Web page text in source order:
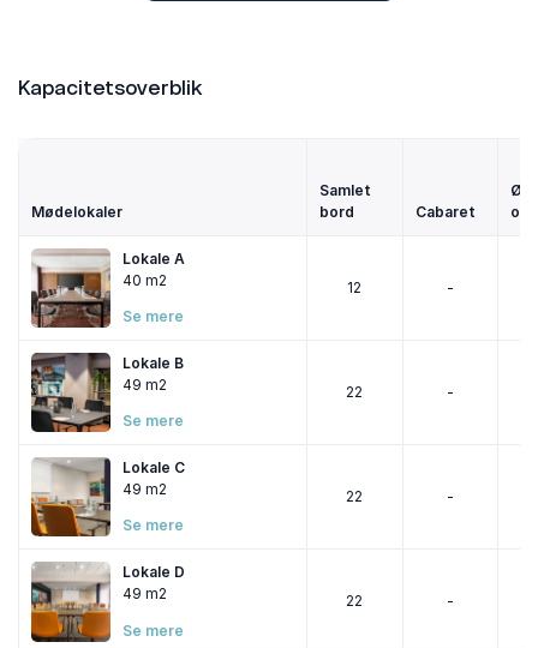
Kapacitetsoverblik
Mødelokaler
Samlet
bord
Cabaret
Ø-
Lokale A
40 m2
Se mere
12 -
Lokale B
49 m2
Se mere
22 -
Lokale C
49 m2
Se mere
22 -
Lokale D
49 m2
Se mere
22 -